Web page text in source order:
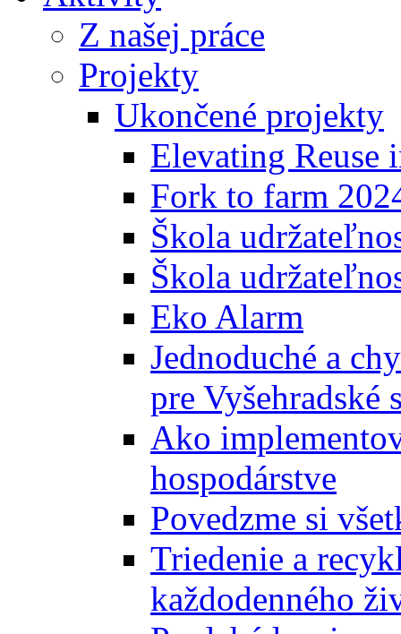
Z našej práce
Projekty
Ukončené projekty
Elevating Reuse
Fork to farm
Škola
Škola
Eko Alarm
Jednoduché a
pre Vyšehradské
Ako
hospodárstve
Povedzme si
Triedenie a
každodenného